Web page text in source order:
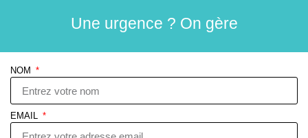
Une urgence ? On gère
NOM
EMAIL